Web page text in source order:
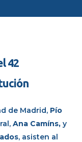
42
de Madrid, Pío
Ana Camíns, y
, asisten al